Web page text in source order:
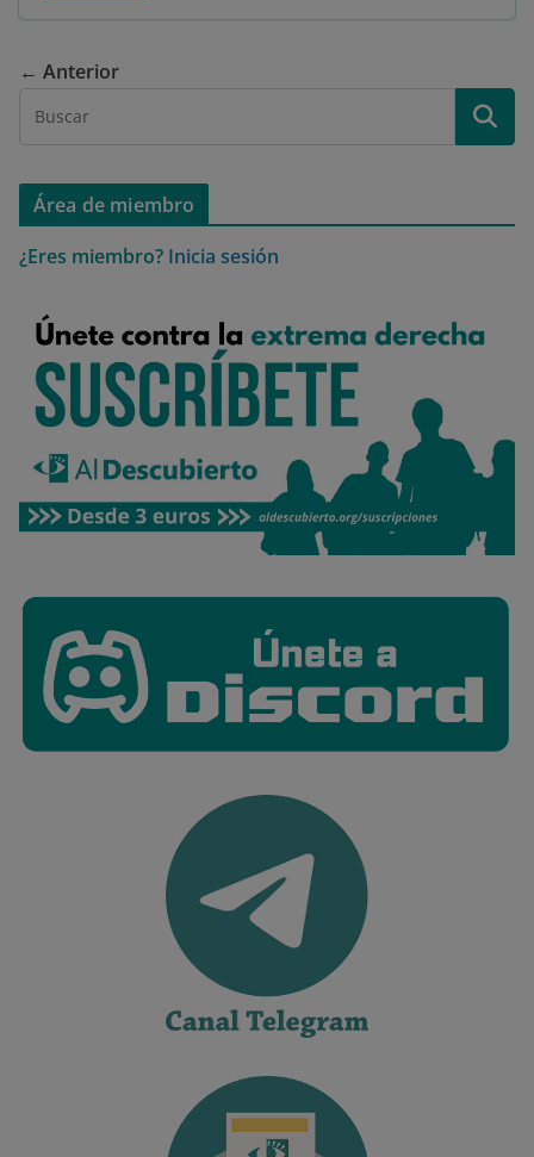
← Anterior
Área de miembro
¿Eres miembro? Inicia sesión